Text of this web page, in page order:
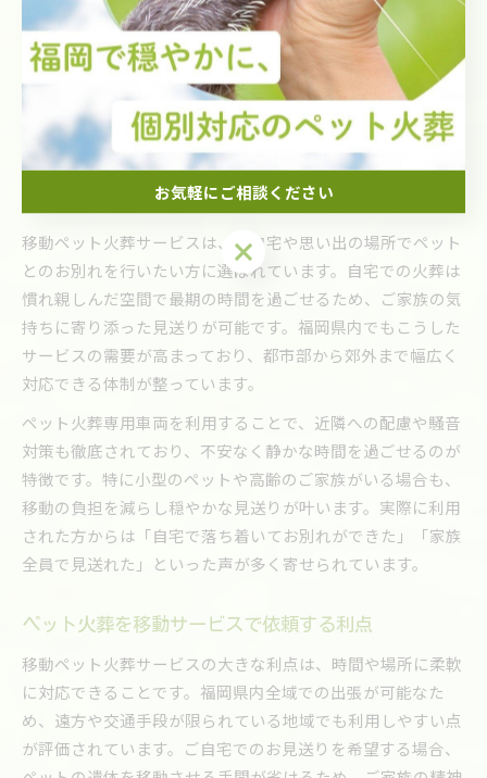
移動ペット火葬なら大切な別れも
穏やかに
移動ペット火葬で叶う穏やかな見送り体験
移動ペット火葬サービスは、ご自宅や思い出の場所でペット
とのお別れを行いたい方に選ばれています。自宅での火葬は
慣れ親しんだ空間で最期の時間を過ごせるため、ご家族の気
持ちに寄り添った見送りが可能です。福岡県内でもこうした
サービスの需要が高まっており、都市部から郊外まで幅広く
対応できる体制が整っています。
ペット火葬専用車両を利用することで、近隣への配慮や騒音
対策も徹底されており、不安なく静かな時間を過ごせるのが
特徴です。特に小型のペットや高齢のご家族がいる場合も、
移動の負担を減らし穏やかな見送りが叶います。実際に利用
された方からは「自宅で落ち着いてお別れができた」「家族
全員で見送れた」といった声が多く寄せられています。
ペット火葬を移動サービスで依頼する利点
移動ペット火葬サービスの大きな利点は、時間や場所に柔軟
に対応できることです。福岡県内全域での出張が可能なた
め、遠方や交通手段が限られている地域でも利用しやすい点
が評価されています。ご自宅でのお見送りを希望する場合、
お気軽にご相談ください
お気軽にご相談ください